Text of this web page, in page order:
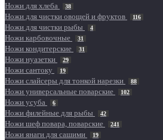
Ножи для хлеба 38
Ножи для чистки овощей и фруктов 116
Ножи для чистки рыбы 4
Ножи карбовочные 31
Ножи кондитерские 31
Ножи нуазетки 29
Ножи сантоку 19
Ножи слайсеры для тонкой нарезки 88
Ножи универсальные поварские 102
Ножи усуба 6
Ножи филейные для рыбы 42
Ножи шеф повара, поварские 241
Ножи янаги для сашими 19